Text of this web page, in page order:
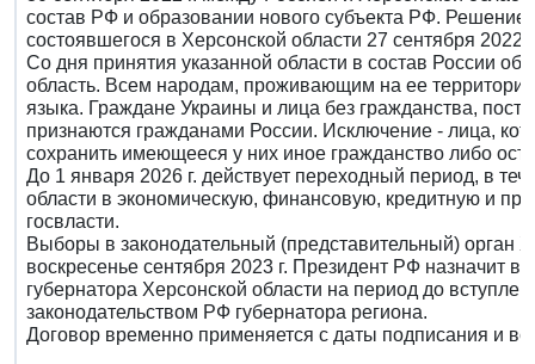
состав РФ и образовании нового субъекта РФ.
состоявшегося в Херсонской области 27 сентября 2022
Со дня принятия указанной области в состав России
область. Всем народам, проживающим на ее
языка. Граждане Украины и лица без гражданства,
признаются гражданами России. Исключение - лица,
сохранить имеющееся у них иное гражданство либо
До 1 января 2026 г. действует переходный период, в
области в экономическую, финансовую, кредитную и
госвласти.
Выборы в законодательный (представительный) орган
воскресенье сентября 2023 г. Президент РФ назначит
губернатора Херсонской области на период до
законодательством РФ губернатора региона.
Договор временно применяется с даты подписания и